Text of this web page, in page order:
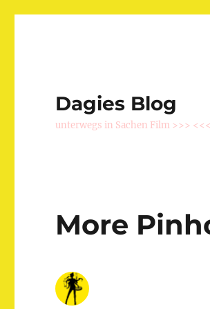
Dagies Blog
unterwegs in Sachen Film >>>
More